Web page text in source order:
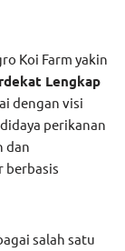
Koi Farm yakin
Lengkap
dengan visi
perikanan
dan
berbasis
salah satu